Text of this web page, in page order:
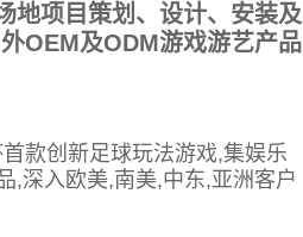
地项目策划、设计、安装及
OEM及ODM游戏游艺产品
款创新足球玩法游戏,集娱乐
,深入欧美,南美,中东,亚洲客户